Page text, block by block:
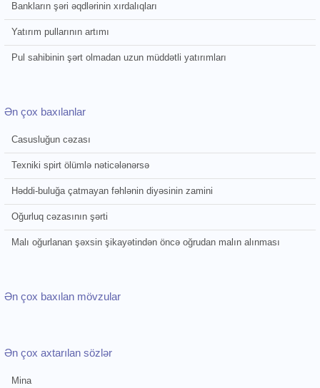
Bankların şəri əqdlərinin xırdalıqları
Yatırım pullarının artımı
Pul sahibinin şərt olmadan uzun müddətli yatırımları
Ən çox baxılanlar
Casusluğun cəzası
Texniki spirt ölümlə nəticələnərsə
Həddi-buluğa çatmayan fəhlənin diyəsinin zamini
Oğurluq cəzasının şərti
Malı oğurlanan şəxsin şikayətindən öncə oğrudan malın alınması
Ən çox baxılan mövzular
Ən çox axtarılan sözlər
Mina